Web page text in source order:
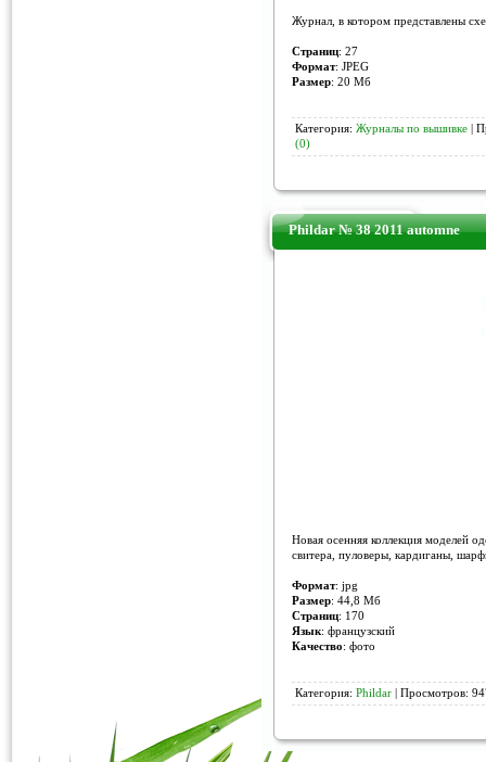
Журнал, в котором представлены
Страниц: 27
Формат: JPEG
Размер: 20 Мб
Категория: Журналы по вышивке |
(0)
Phildar № 38 2011 automne
Новая осенняя коллекция моделей
свитера, пуловеры, кардиганы,
Формат: jpg
Размер: 44,8 Мб
Страниц: 170
Язык: французский
Качество: фото
Категория: Phildar | Просмотров: